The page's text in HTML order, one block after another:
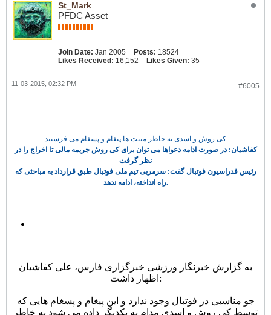
St_Mark
PFDC Asset
Join Date: Jan 2005 Posts: 18524
Likes Received: 16,152 Likes Given: 35
#6005
11-03-2015, 02:32 PM
کی روش و اسدی به خاطر منیت ها پیغام و پسغام می فرستند
کفاشیان: در صورت ادامه دعواها می توان برای کی روش جریمه مالی تا اخراج را در
نظر گرفت
رئیس فدراسیون فوتبال گفت: سرمربی تیم ملی فوتبال طبق قرارداد به مباحثی که
راه انداخته، ادامه ندهد.
به گزارش خبرنگار ورزشی خبرگزاری فارس، علی کفاشیان
اظهار داشت:
جو مناسبی در فوتبال وجود ندارد و این پیغام و پسغام هایی که
توسط کی روش و اسدی مدام به یکدیگر داده می شود به خاطر